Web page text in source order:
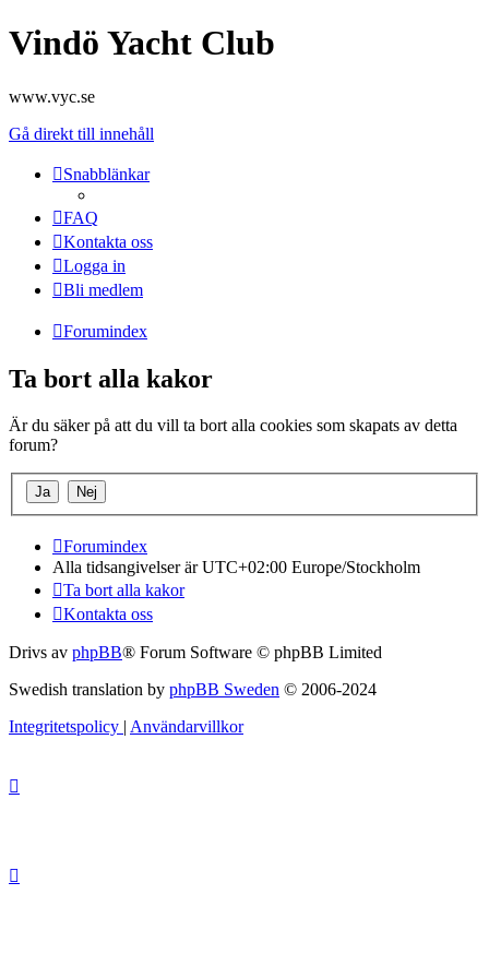
Vindö Yacht Club
www.vyc.se
Gå direkt till innehåll
Snabblänkar
FAQ
Kontakta oss
Logga in
Bli medlem
Forumindex
Ta bort alla kakor
Är du säker på att du vill ta bort alla cookies som skapats av detta
forum?
Forumindex
Alla tidsangivelser är UTC+02:00 Europe/Stockholm
Ta bort alla kakor
Kontakta oss
Drivs av phpBB® Forum Software © phpBB Limited
Swedish translation by phpBB Sweden © 2006-2024
Integritetspolicy | Användarvillkor